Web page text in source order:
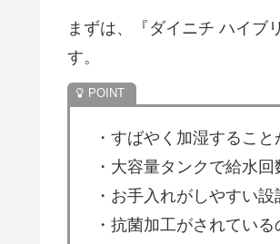
まずは、『ダイニチ ハイブ
す。
・すばやく加湿すること
・大容量タンクで給水
・お手入れがしやすい設
・抗菌加工がされている